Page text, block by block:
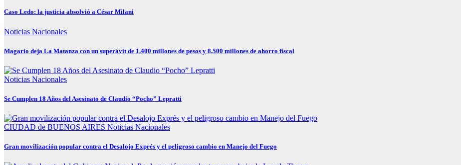
Caso Ledo: la justicia absolvió a César Milani
Noticias Nacionales
Magario deja La Matanza con un superávit de 1.400 millones de pesos y 8.500 millones de ahorro fiscal
Noticias Nacionales
Se Cumplen 18 Años del Asesinato de Claudio “Pocho” Lepratti
CIUDAD de BUENOS AIRES Noticias Nacionales
Gran movilización popular contra el Desalojo Exprés y el peligroso cambio en Manejo del Fuego